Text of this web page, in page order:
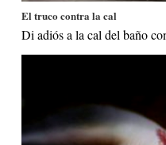
El truco contra la cal
Di adiós a la cal del baño